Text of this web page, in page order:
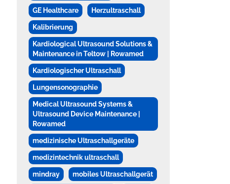
GE Healthcare
Herzultraschall
Kalibrierung
Kardiological Ultrasound Solutions &
Maintenance in Teltow | Rowamed
Kardiologischer Ultraschall
Lungensonographie
Medical Ultrasound Systems &
Ultrasound Device Maintenance |
Rowamed
medizinische Ultraschallgeräte
medizintechnik ultraschall
mindray
mobiles Ultraschallgerät